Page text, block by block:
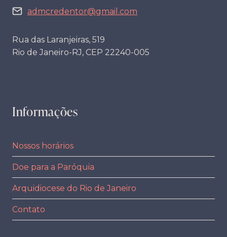
admcredentor@gmail.com
Rua das Laranjeiras, 519
Rio de Janeiro-RJ, CEP 22240-005
Informações
Nossos horários
Doe para a Paróquia
Arquidiocese do Rio de Janeiro
Contato